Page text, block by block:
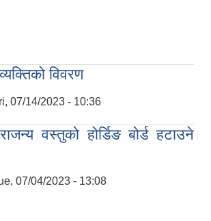
विवरण
07/14/2023 - 10:36
वस्तुको होर्डिङ बोर्ड हटाउने
07/04/2023 - 13:08